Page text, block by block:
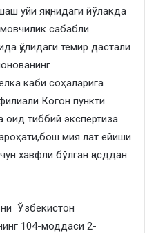
уйи яқинидаги йўлакда
сабабли
қўлидаги темир дастали
каби соҳаларига
Когон пункти
оид тиббий экспертиза
мия лат ейиши
хавфли бўлган қасддан
Ўзбекистон
104-моддаси 2-